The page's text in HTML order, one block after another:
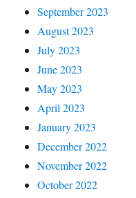
September 2023
August 2023
July 2023
June 2023
May 2023
April 2023
January 2023
December 2022
November 2022
October 2022